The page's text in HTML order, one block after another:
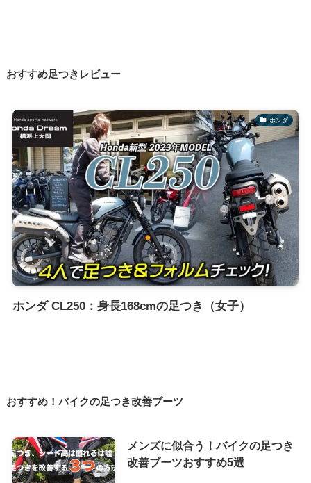
おすすめ足つきレビュー
ホンダ
ホンダ CL250：身長168cmの足つき（女子）
おすすめ！バイクの足つき改善ブーツ
メンズに似合う！バイクの足つき
改善ブーツおすすめ5選